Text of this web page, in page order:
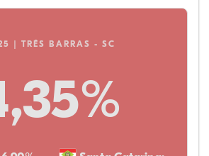
| TRÊS BARRAS - SC